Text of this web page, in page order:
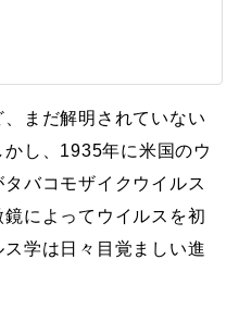
まだ解明されていない
し、1935年に米国のウ
バコモザイクウイルス
によってウイルスを初
学は日々目覚ましい進